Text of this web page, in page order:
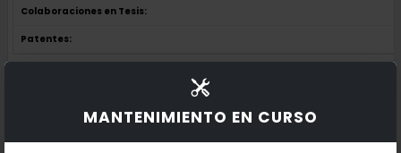
MANTENIMIENTO EN CURSO
Colaboraciones en Tesis:
Patentes:
No hay obras de este autor.
Documentos en revistas: